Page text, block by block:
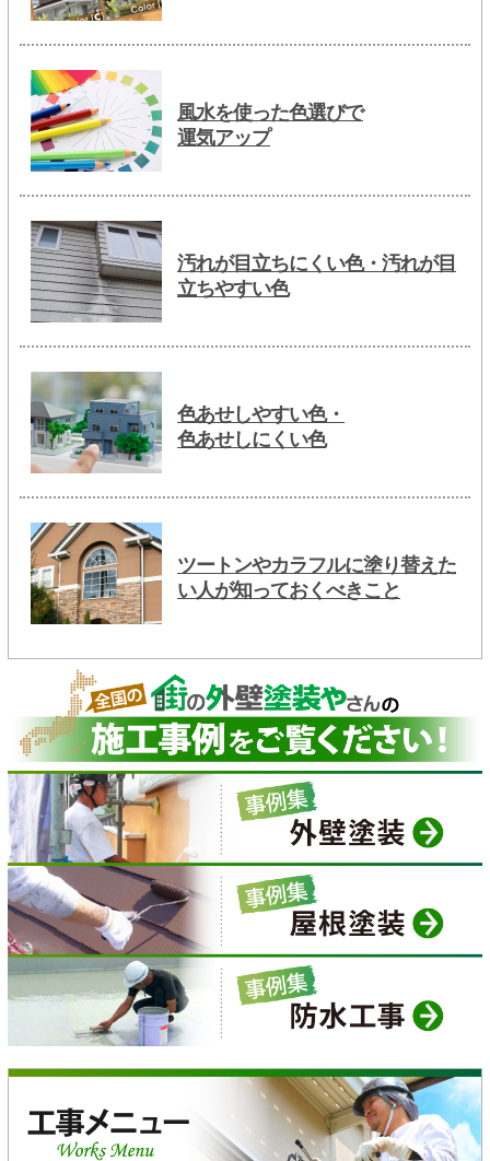
風水を使った色選びで
運気アップ
汚れが目立ちにくい色・汚れが目
立ちやすい色
色あせしやすい色・
色あせしにくい色
ツートンやカラフルに塗り替えた
い人が知っておくべきこと